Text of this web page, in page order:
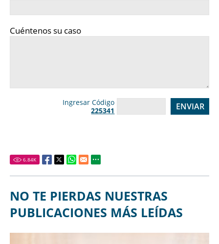
Cuéntenos su caso
Ingresar Código
225341
6.84K
NO TE PIERDAS NUESTRAS
PUBLICACIONES MÁS LEÍDAS